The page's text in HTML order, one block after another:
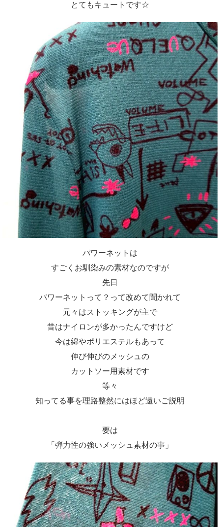
とてもキュートです☆
パワーネットは
すごくお馴染みの素材なのですが
先日
パワーネットって？って改めて聞かれて
元々はストッキングが主で
昔はナイロンが多かったんですけど
今は綿やポリエステルもあって
伸び伸びのメッシュの
カットソー用素材です
等々
知ってる事を理路整然にはほど遠いご説明
要は
「弾力性の強いメッシュ素材の事」